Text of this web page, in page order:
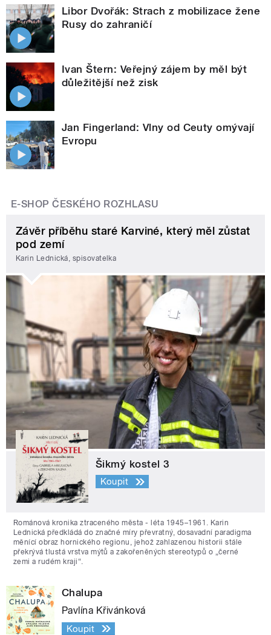
Libor Dvořák: Strach z mobilizace žene
Rusy do zahraničí
Ivan Štern: Veřejný zájem by měl být
důležitější než zisk
Jan Fingerland: Vlny od Ceuty omývají
Evropu
E-SHOP ČESKÉHO ROZHLASU
Závěr příběhu staré Karviné, který měl zůstat
pod zemí
Karin Lednická, spisovatelka
Šikmý kostel 3
Koupit
Románová kronika ztraceného města - léta 1945–1961. Karin
Lednická předkládá do značné míry převratný, dosavadní paradigma
měnící obraz hornického regionu, jehož zahlazenou historii stále
překrývá tlustá vrstva mýtů a zakořeněných stereotypů o „černé
zemi a rudém kraji“.
Chalupa
Pavlína Křivánková
Koupit